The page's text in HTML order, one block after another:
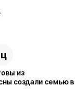
из
создали семью в